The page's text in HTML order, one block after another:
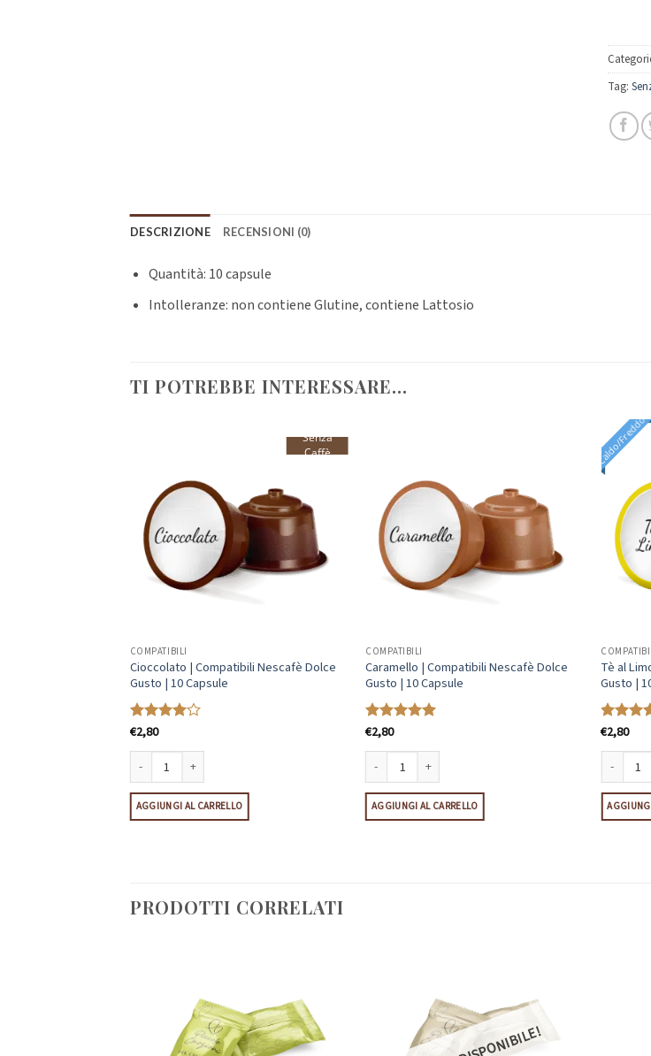
Tag:
DESCRIZIONE RECENSIONI (0)
Quantità: 10 capsule
Intolleranze: non contiene Glutine, contiene Lattosio
TI POTREBBE INTERESSARE…
Senza
Caffè
COMPATIBILI
Cioccolato | Compatibili Nescafè Dolce
Gusto | 10 Capsule
Valutato
€2,80
Cioccolato | Compatibili Nescafè Dolce Gusto | 10 Capsule quantità
AGGIUNGI AL CARRELLO
COMPATIBILI
Caramello | Compatibili Nescafè Dolce
Gusto | 10 Capsule
Valutato
€2,80
Caramello | Compatibili Nescafè Dolce Gusto | 10 Capsule
AGGIUNGI AL CARRELLO
Caldo/Freddo
Tè al
Gusto |
Valutato
€2,80
Tè al
Dolce Gusto | 10 Capsule quantità
PRODOTTI CORRELATI